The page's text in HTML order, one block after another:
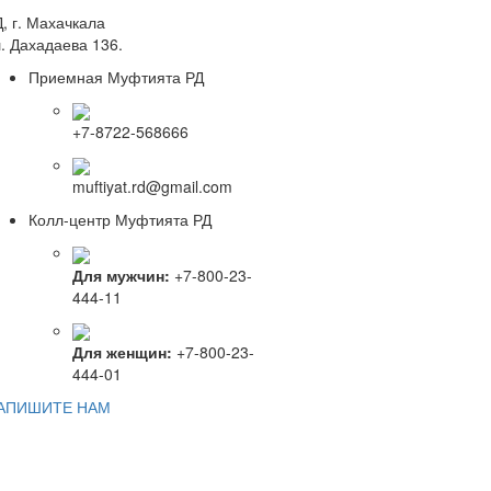
г. Махачкала
Дахадаева 136.
Приемная Муфтията РД
+7-8722-568666
muftiyat.rd@gmail.com
Колл-центр Муфтията РД
Для мужчин: +7-800-23-
444-11
Для женщин: +7-800-23-
444-01
НАМ